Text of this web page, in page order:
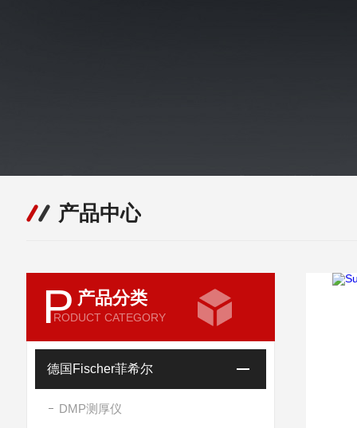
产品中心
P 产品分类
RODUCT CATEGORY
德国Fischer菲希尔
DMP测厚仪